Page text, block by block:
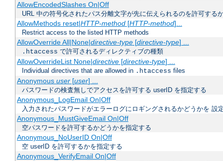
AllowEncodedSlashes On|Off
URL 中の符号化されたパス分離文字が先に伝えられるのを許可する
AllowMethods reset|HTTP-method[HTTP-method]...
Restrict access to the listed HTTP methods
AllowOverride All|None|directive-type[directive-type] ...
.htaccess で許可されるディレクティブの種類
AllowOverrideList None|directive[directive-type] ...
Individual directives that are allowed in .htaccess files
Anonymous user[user] ...
パスワードの検査無しでアクセスを許可する userID を指定する
Anonymous_LogEmail On|Off
入力されたパスワードがエラーログにロギングされるかどうかを 設
Anonymous_MustGiveEmail On|Off
空パスワードを許可するかどうかを指定する
Anonymous_NoUserID On|Off
空 userID を許可するかを指定する
Anonymous_VerifyEmail On|Off